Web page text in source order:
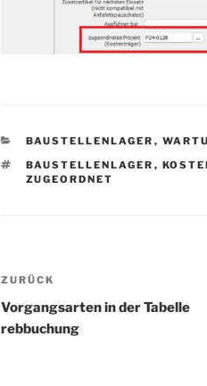
KATEGORIEN
BAUSTELLENLAGER ,
SCHLAGWÖRTER
BAUSTELLENLAGER ,
ZUGEORDNET
Beitragsnavigation
Vorheriger
Beitrag
ZURÜCK
Vorgangsarten in der Tabelle
rebbuchung